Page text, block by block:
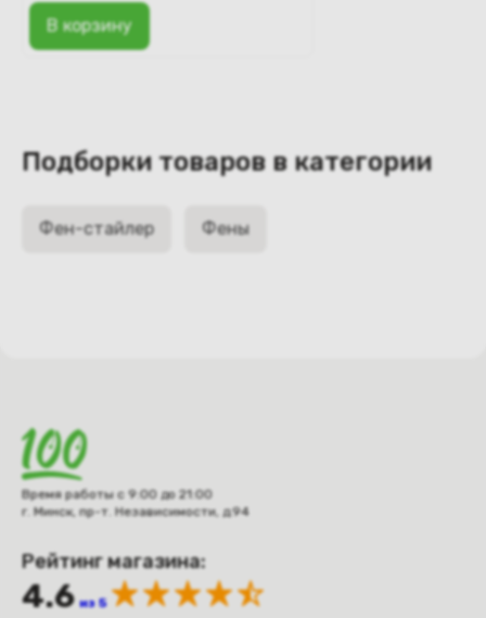
В корзину
Подборки товаров в категории
Фен-стайлер Фены
Время работы с 9:00 до 21:00
г. Минск, пр-т. Независимости, д.94
Рейтинг магазина:
4.6 из 5